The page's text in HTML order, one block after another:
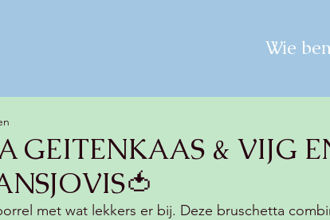
Wie
GEITENKAAS & VIJG
met wat lekkers er bij. Deze bruschetta